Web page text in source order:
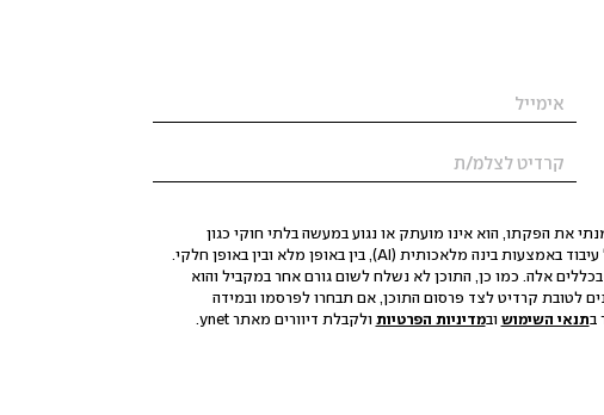
את הפקתו, הוא אינו מועתק או נגוע במעשה בלתי חוקי כגון
הסגת גבול ופגיעה בפרטיות. התוכן לא הופק, לא נערך ולא עבר כל עיבוד באמצעות בינה מלאכותית (AI), בין באופן מלא ובין באופן חלקי.
אלה. כמו כן, התוכן לא נשלח לשום גורם אחר במקביל והוא
לטובת קרדיט לצד פרסום התוכן, אם תבחרו לפרסמו ובמידה
בתנאי השימוש ובמדיניות הפרטיות ולקבלת דיוורים מאתר ynet.